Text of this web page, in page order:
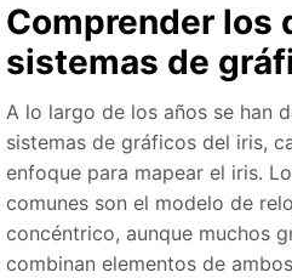
Comprender los
sistemas de
A lo largo de los años se han
sistemas de gráficos del iris,
enfoque para mapear el iris.
comunes son el modelo de
concéntrico, aunque muchos
combinan elementos de